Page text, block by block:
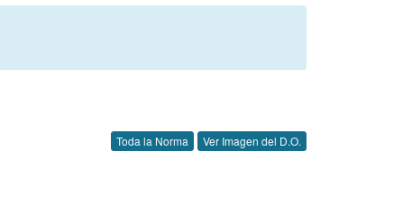
Toda la Norma Ver Imagen del D.O.